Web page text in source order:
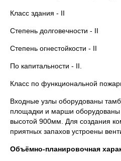
Класс здания - II
Степень долговечности - II
Степень огнестойкости - II
По капитальности - II.
Класс по функциональной
Входные узлы оборудованы
площадки и марши
высотой 900мм. Для создания
приятных запахов устроены
Объёмно-планировочная